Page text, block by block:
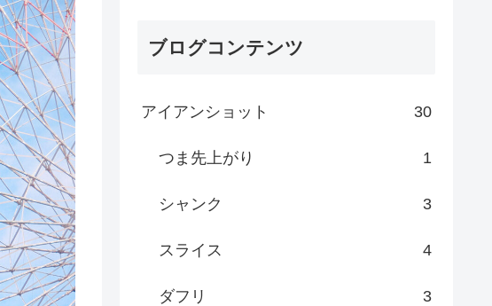
ブログコンテンツ
アイアンショット 30
つま先上がり 1
シャンク 3
スライス 4
ダフリ 3